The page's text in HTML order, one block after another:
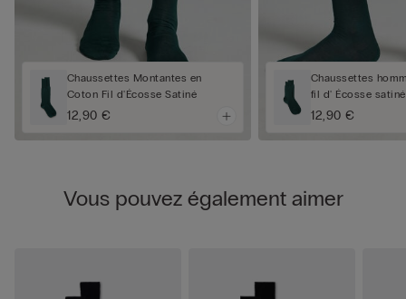
Chaussettes Montantes en
Coton Fil d'Écosse Satiné
12,90 €
Chaussettes
fil d' Écosse satiné
12,90 €
Vous pouvez également aimer